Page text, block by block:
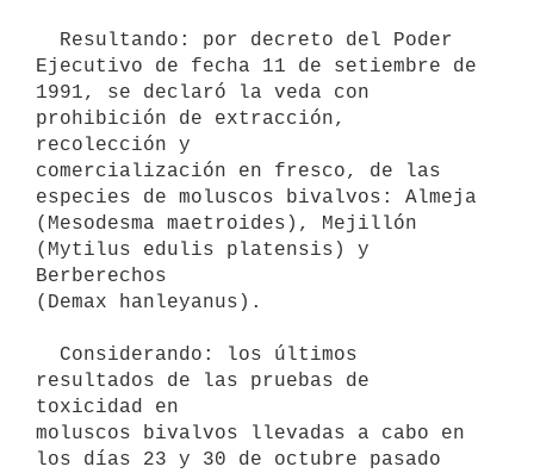
Ejecutivo de fecha 11 de setiembre de
1991, se declaró la veda con
prohibición de extracción,
recolección y
comercialización en fresco, de las
especies de moluscos bivalvos: Almeja
(Mesodesma maetroides), Mejillón
(Mytilus edulis platensis) y
Berberechos
(Demax hanleyanus).
resultados de las pruebas de
toxicidad en
moluscos bivalvos llevadas a cabo en
los días 23 y 30 de octubre pasado